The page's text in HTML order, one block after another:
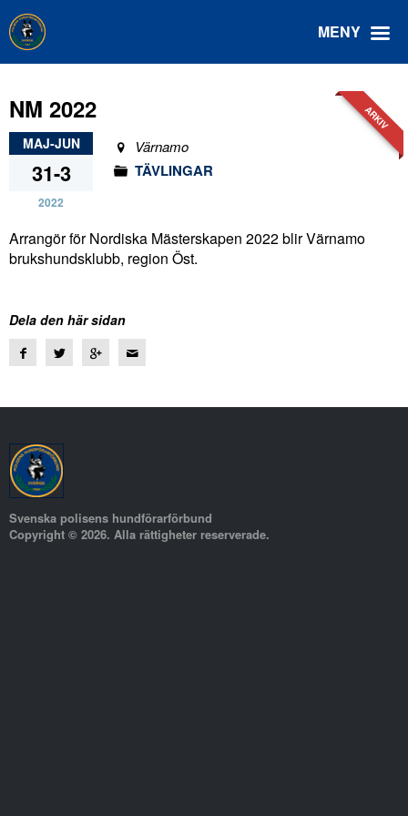
MENY
ARKIV
NM 2022
MAJ-JUN
31-3
2022
Värnamo
TÄVLINGAR
Arrangör för Nordiska Mästerskapen 2022 blir Värnamo
brukshundsklubb, region Öst.
Dela den här sidan
Svenska polisens hundförarförbund
Copyright © 2026. Alla rättigheter reserverade.